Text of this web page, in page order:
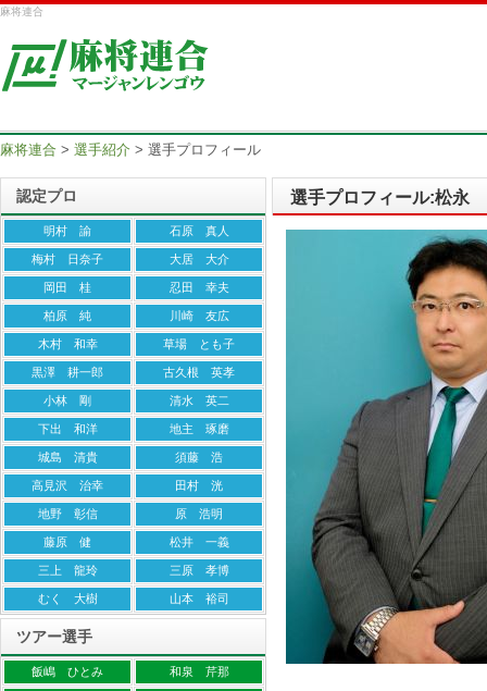
麻将連合
麻将連合 > 選手紹介 > 選手プロフィール
選手プロフィール:松永
認定プロ
明村 諭 石原 真人
梅村 日奈子 大居 大介
岡田 桂 忍田 幸夫
柏原 純 川崎 友広
木村 和幸 草場 とも子
黒澤 耕一郎 古久根 英孝
小林 剛 清水 英二
下出 和洋 地主 琢磨
城島 清貴 須藤 浩
高見沢 治幸 田村 洸
地野 彰信 原 浩明
藤原 健 松井 一義
三上 龍玲 三原 孝博
むく 大樹 山本 裕司
ツアー選手
飯嶋 ひとみ 和泉 芹那